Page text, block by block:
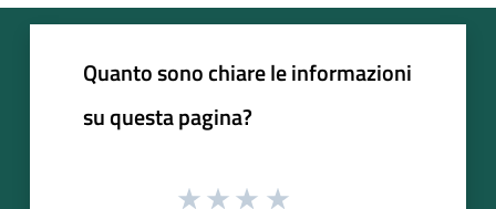
Quanto sono chiare le informazioni
su questa pagina?